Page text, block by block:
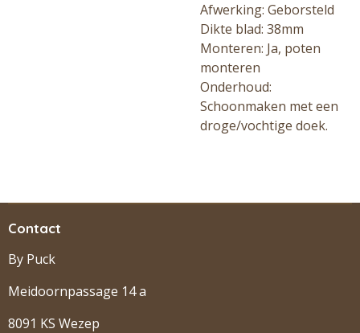
Afwerking: Geborsteld
Dikte blad: 38mm
Monteren: Ja, poten
monteren
Onderhoud:
Schoonmaken met een
droge/vochtige doek.
Contact
By Puck
Meidoornpassage 14 a
8091 KS Wezep